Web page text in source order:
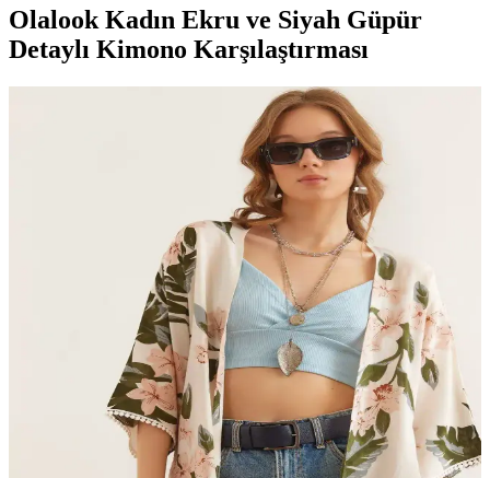
Olalook Kadın Ekru ve Siyah Güpür
Detaylı Kimono Karşılaştırması